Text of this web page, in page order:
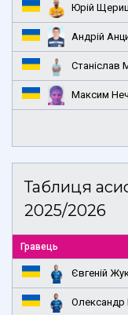
Юрій
Андрій
Станіслав
Максим
Таблиця
2025/2026
Гравець
Євгеній